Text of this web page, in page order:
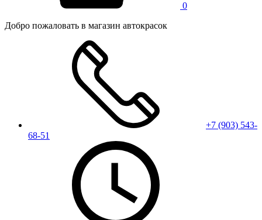
0
Добро пожаловать в магазин автокрасок
+7 (903) 543-
68-51